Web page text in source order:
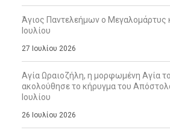
Άγιος Παντελεήμων ο Μεγαλομάρτυς
Ιουλίου
27 Ιουλίου 2026
Αγία Ωραιοζήλη, η μορφωμένη Αγία
ακολούθησε το κήρυγμα του
Ιουλίου
26 Ιουλίου 2026